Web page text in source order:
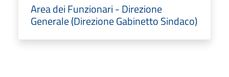
Area dei Funzionari - Direzione
Generale (Direzione Gabinetto Sindaco)